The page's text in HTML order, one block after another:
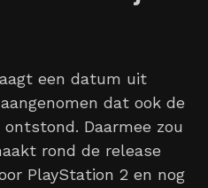
een datum uit
dat ook de
Daarmee zou
rond de release
PlayStation 2 en nog